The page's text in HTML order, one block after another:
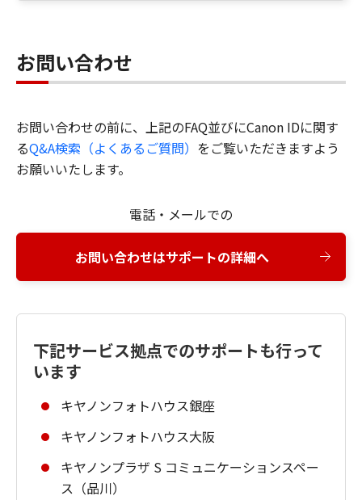
お問い合わせ
お問い合わせの前に、上記のFAQ並びにCanon IDに関す
るQ&A検索（よくあるご質問） をご覧いただきますよう
お願いいたします。
電話・メールでの
お問い合わせはサポートの詳細へ
下記サービス拠点でのサポートも行って
います
キヤノンフォトハウス銀座
キヤノンフォトハウス大阪
キヤノンプラザ S コミュニケーションスペー
ス（品川）